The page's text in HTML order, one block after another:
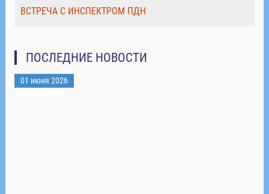
ВСТРЕЧА С ИНСПЕКТРОМ ПДН
ПОСЛЕДНИЕ НОВОСТИ
01 июня 2026